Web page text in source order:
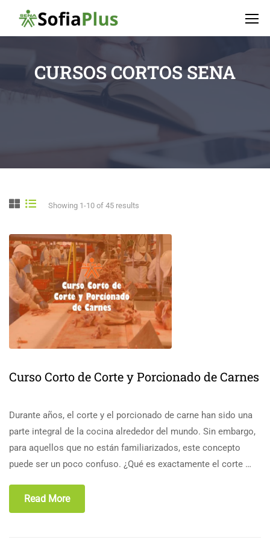
CURSOS CORTOS SENA
Showing 1-10 of 45 results
Curso Corto de Corte y Porcionado de Carnes
Durante años, el corte y el porcionado de carne han sido una
parte integral de la cocina alrededor del mundo. Sin embargo,
para aquellos que no están familiarizados, este concepto
puede ser un poco confuso. ¿Qué es exactamente el corte …
Read More